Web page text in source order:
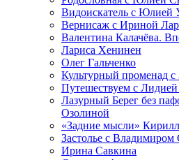
Видоискатель с Юлией
Вернисаж с Ириной
Валентина Калачёва.
Лариса Хенинен
Олег Гальченко
Культурный променад с
Путешествуем с
Лазурный Берег без
Озолиной
«Задние мысли»
Застолье с
Ирина Савкина